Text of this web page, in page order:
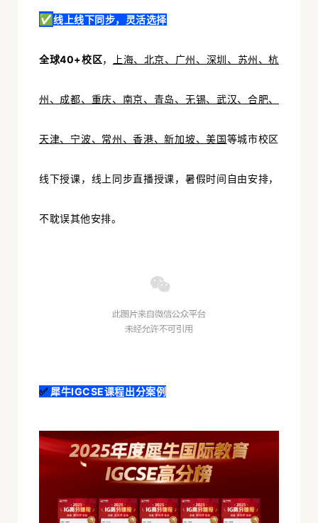
✅线上线下同步，灵活选择
全球40+校区， 上海、北京、广州、深圳、苏州、杭
州、成都、重庆、南京、青岛、无锡、武汉、合肥、
天津、宁波、常州、香港、新加坡、美国等城市校区
线下授课，线上同步直播授课，暑假时间自由安排，
不耽误其他安排。
✅ 犀牛IGCSE课程出分案例